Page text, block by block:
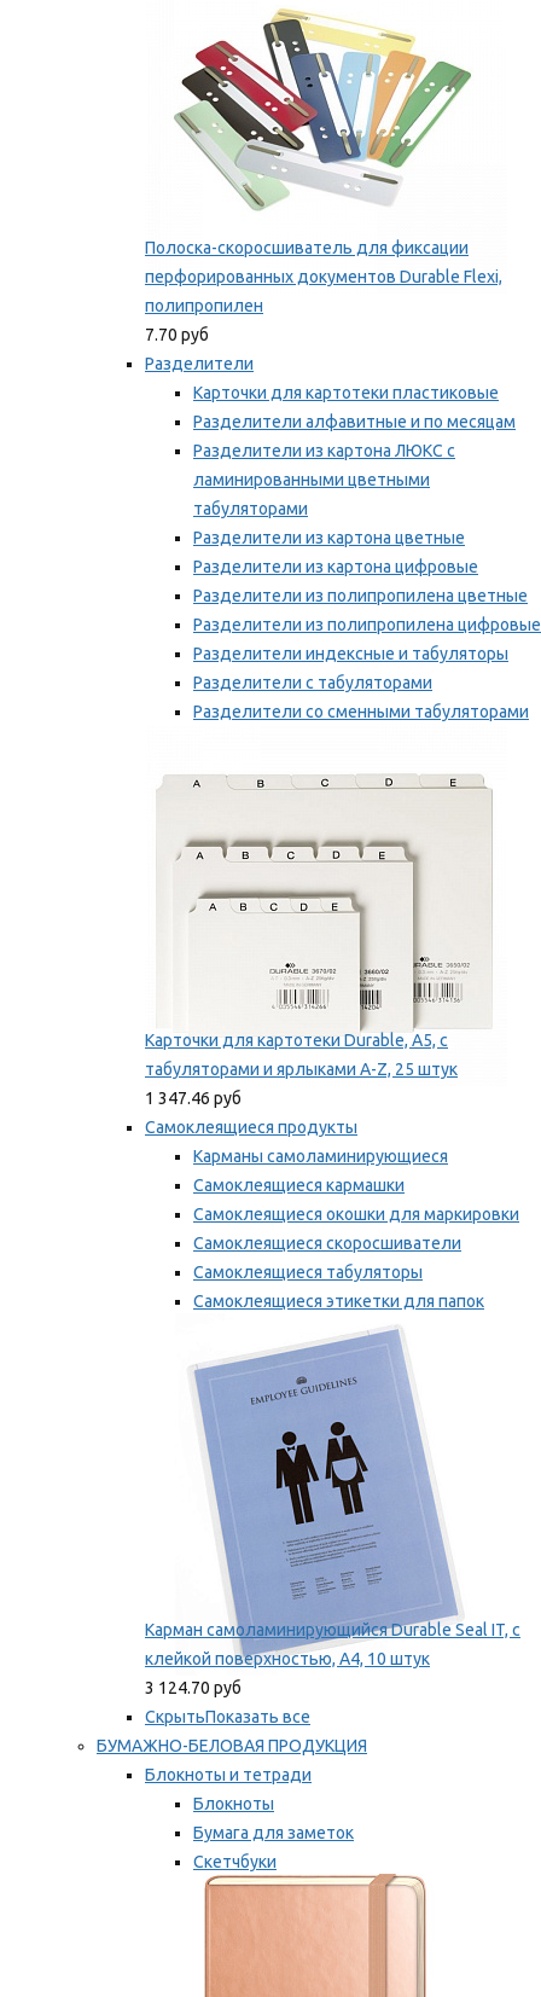
Полоска-скоросшиватель для фиксации
перфорированных документов Durable Flexi,
полипропилен
7.70 руб
Разделители
Карточки для картотеки пластиковые
Разделители алфавитные и по месяцам
Разделители из картона ЛЮКС с
ламинированными цветными
табуляторами
Разделители из картона цветные
Разделители из картона цифровые
Разделители из полипропилена цветные
Разделители из полипропилена цифровые
Разделители индексные и табуляторы
Разделители с табуляторами
Разделители со сменными табуляторами
Карточки для картотеки Durable, A5, с
табуляторами и ярлыками A-Z, 25 штук
1 347.46 руб
Самоклеящиеся продукты
Карманы самоламинирующиеся
Самоклеящиеся кармашки
Самоклеящиеся окошки для маркировки
Самоклеящиеся скоросшиватели
Самоклеящиеся табуляторы
Самоклеящиеся этикетки для папок
Таблички для маркировки
Мы рекомендуем
Карман самоламинирующийся Durable Seal IT, с
клейкой поверхностью, A4, 10 штук
3 124.70 руб
СкрытьПоказать все
БУМАЖНО-БЕЛОВАЯ ПРОДУКЦИЯ
Блокноты и тетради
Блокноты
Бумага для заметок
Скетчбуки
Тетради